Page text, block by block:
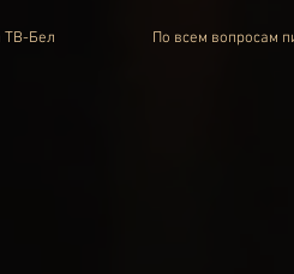
ТВ-Бел По всем вопросам